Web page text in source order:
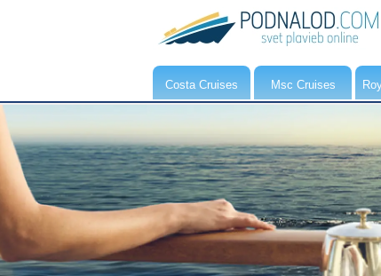
Costa Cruises Msc Cruises